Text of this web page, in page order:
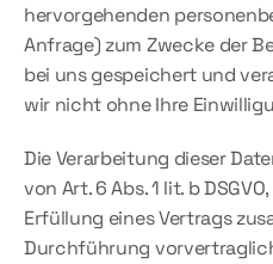
hervorgehenden
Anfrage) zum Zwecke der
bei uns gespeichert und
wir nicht ohne Ihre
Die Verarbeitung dieser
von Art. 6 Abs. 1 lit. b
Erfüllung eines Vertrags
Durchführung